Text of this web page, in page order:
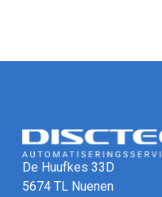
De Huufkes 33D
5674 TL Nuenen